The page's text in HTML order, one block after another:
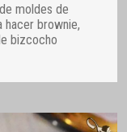
moldes de
hacer brownie,
bizcocho